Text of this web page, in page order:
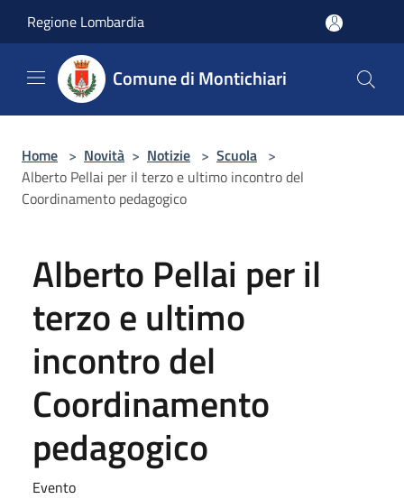
Regione Lombardia
Comune di Montichiari
Home > Novità > Notizie > Scuola >
Alberto Pellai per il terzo e ultimo incontro del
Coordinamento pedagogico
Alberto Pellai per il
terzo e ultimo
incontro del
Coordinamento
pedagogico
Evento